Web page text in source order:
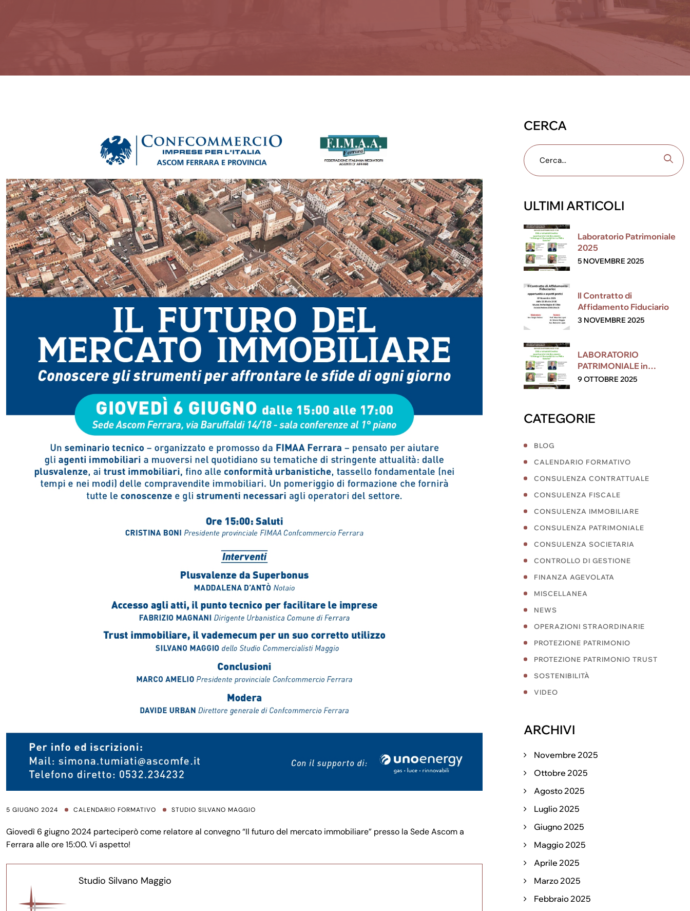
5 GIUGNO 2024 CALENDARIO FORMATIVO STUDIO SILVANO MAGGIO
Giovedì 6 giugno 2024 parteciperò come relatore al convegno “Il futuro del mercato immobiliare” presso la Sede Ascom a
Ferrara alle ore 15:00. Vi aspetto!
Studio Silvano Maggio
CERCA
ULTIMI ARTICOLI
Laboratorio Patrimoniale
2025
5 NOVEMBRE 2025
Il Contratto di
Affidamento Fiduciario
3 NOVEMBRE 2025
LABORATORIO
PATRIMONIALE in
collaborazione con ESG
9 OTTOBRE 2025
CATEGORIE
BLOG
CALENDARIO FORMATIVO
CONSULENZA CONTRATTUALE
CONSULENZA FISCALE
CONSULENZA IMMOBILIARE
CONSULENZA PATRIMONIALE
CONSULENZA SOCIETARIA
CONTROLLO DI GESTIONE
FINANZA AGEVOLATA
MISCELLANEA
NEWS
OPERAZIONI STRAORDINARIE
PROTEZIONE PATRIMONIO
PROTEZIONE PATRIMONIO TRUST
SOSTENIBILITÀ
VIDEO
ARCHIVI
Novembre 2025
Ottobre 2025
Agosto 2025
Luglio 2025
Giugno 2025
Maggio 2025
Aprile 2025
Marzo 2025
Febbraio 2025